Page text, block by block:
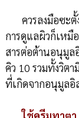
ควรลงมือซะ
การดูแลผิวก็เห
สารต่อต้านอนุมูล
คิว 10 รวมทั้งวิต
ที่เกิดจากอนุมูลอิ